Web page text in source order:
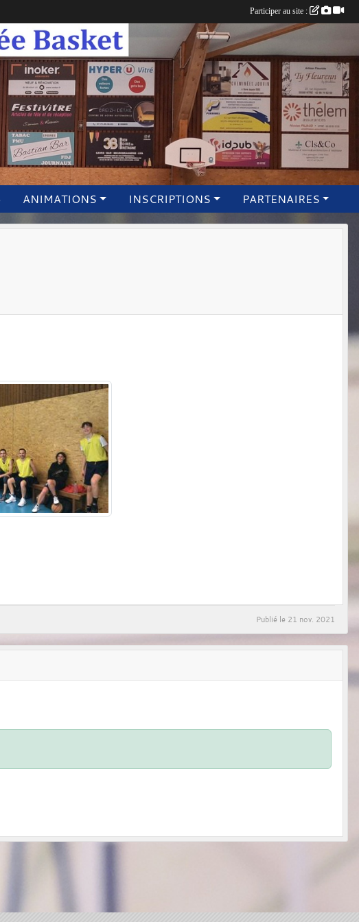
ANIMATIONS INSCRIPTIONS PARTENAIRES
Publié le 21 nov. 2021
Participer au site :